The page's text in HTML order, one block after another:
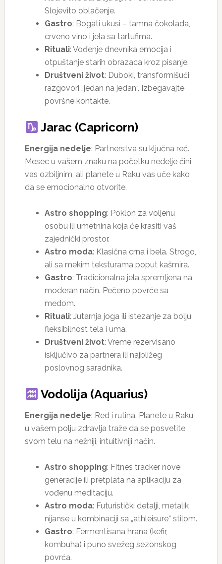
Slojevito oblačenje.
Gastro: Bogati ukusi – tamna čokolada,
crveno vino i jela sa tartufima.
Rituali: Vođenje dnevnika emocija i
otpuštanje starih obrazaca kroz pisanje.
Društveni život: Duboki, transformišući
razgovori „jedan na jedan“. Izbegavajte
površne kontakte.
Jarac (Capricorn)
Energija nedelje: Partnerstva su ključna reč.
Mesec u vašem znaku na početku nedelje čini
vas ozbiljnim, ali planete u Raku vas uče kako
da se emocionalno otvorite.
Astro shopping: Poklon za voljenu
osobu ili umetnina koja će krasiti vaš
zajednički prostor.
Astro moda: Klasična crna i bela. Strogo,
ali sa mekim teksturama poput kašmira.
Gastro: Tradicionalna jela spremljena na
moderan način. Pečeno povrće sa
medom.
Rituali: Jutarnja joga ili istezanje za bolju
fleksibilnost tela i uma.
Društveni život: Vreme rezervisano
isključivo za partnera ili najbližeg
poslovnog saradnika.
Vodolija (Aquarius)
Energija nedelje: Red i rutina. Planete u Raku
u vašem polju zdravlja traže da se posvetite
svom telu na nežniji, intuitivniji način.
Astro shopping: Fitnes tracker nove
generacije ili pretplata na aplikaciju za
vođenu meditaciju.
Astro moda: Futuristički detalji, metalik
nijanse u kombinaciji sa „athleisure“ stilom.
Gastro: Fermentisana hrana (kefir,
kombuha) i puno svežeg sezonskog
povrća.